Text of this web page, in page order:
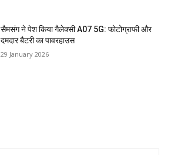
सैमसंग ने पेश किया गैलेक्सी A07 5G: फोटोग्राफी और
दमदार बैटरी का पावरहाउस
29 January 2026